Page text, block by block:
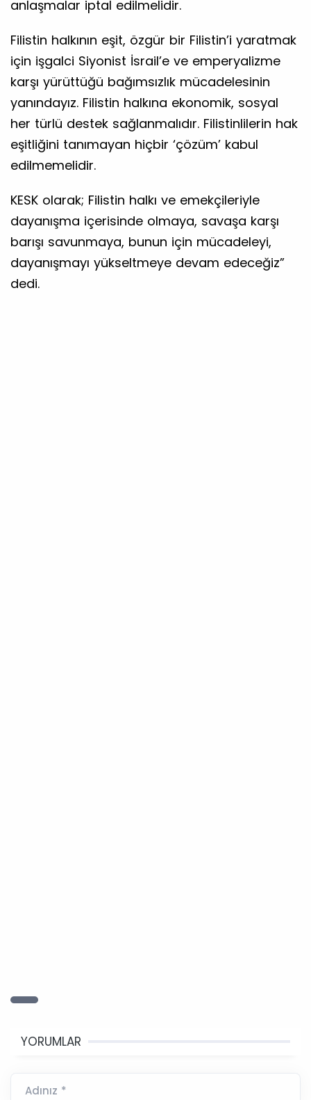
anlaşmalar iptal edilmelidir.
Filistin halkının eşit, özgür bir Filistin’i yaratmak
için işgalci Siyonist İsrail’e ve emperyalizme
karşı yürüttüğü bağımsızlık mücadelesinin
yanındayız. Filistin halkına ekonomik, sosyal
her türlü destek sağlanmalıdır. Filistinlilerin hak
eşitliğini tanımayan hiçbir ‘çözüm’ kabul
edilmemelidir.
KESK olarak; Filistin halkı ve emekçileriyle
dayanışma içerisinde olmaya, savaşa karşı
barışı savunmaya, bunun için mücadeleyi,
dayanışmayı yükseltmeye devam edeceğiz”
dedi.
YORUMLAR
Adınız *